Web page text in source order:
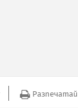
Разпечатай